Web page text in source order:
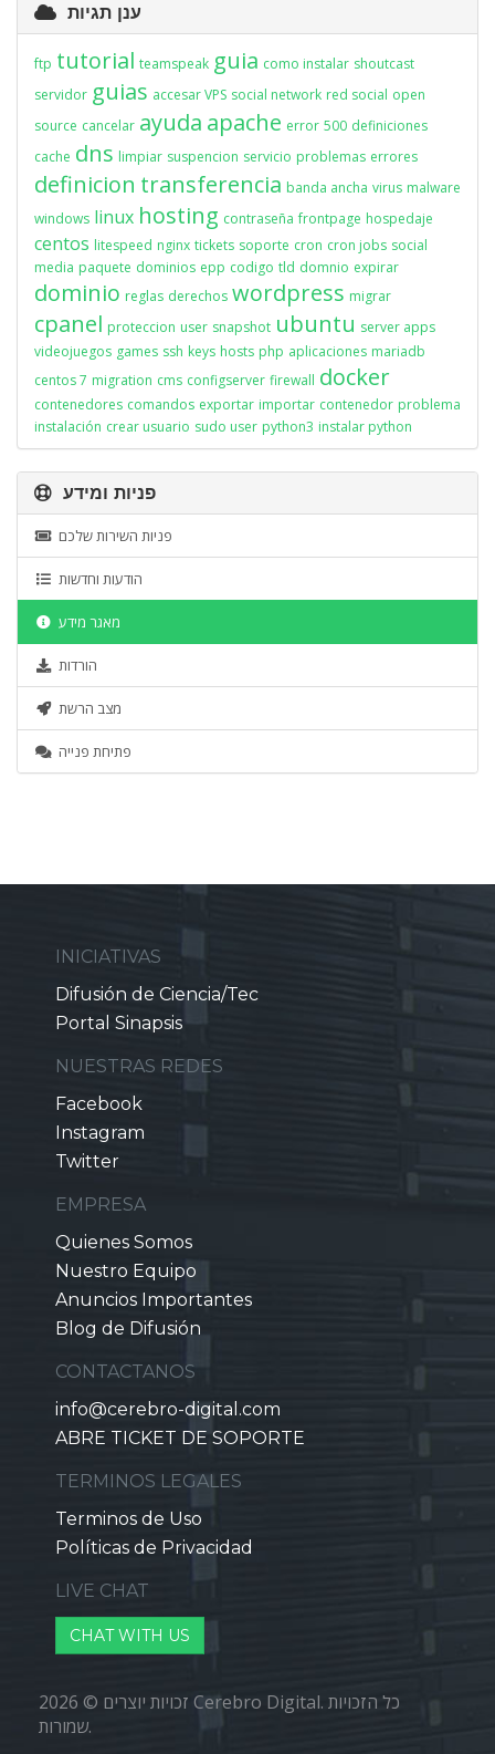
ענן תגיות
ftp tutorial teamspeak guia como instalar shoutcast
servidor guias accesar VPS social network red social open
source cancelar ayuda apache error 500 definiciones
cache dns limpiar suspencion servicio problemas errores
definicion transferencia banda ancha virus malware
windows linux hosting contraseña frontpage hospedaje
centos litespeed nginx tickets soporte cron cron jobs social
media paquete dominios epp codigo tld domnio expirar
dominio reglas derechos wordpress migrar
cpanel proteccion user snapshot ubuntu server apps
videojuegos games ssh keys hosts php aplicaciones mariadb
centos 7 migration cms configserver firewall docker
contenedores comandos exportar importar contenedor problema
instalación crear usuario sudo user python3 instalar python
פניות ומידע
פניות השירות שלכם
הודעות וחדשות
מאגר מידע
הורדות
מצב הרשת
פתיחת פנייה
INICIATIVAS
Difusión de Ciencia/Tec
Portal Sinapsis
NUESTRAS REDES
Facebook
Instagram
Twitter
EMPRESA
Quienes Somos
Nuestro Equipo
Anuncios Importantes
Blog de Difusión
CONTACTANOS
info@cerebro-digital.com
ABRE TICKET DE SOPORTE
TERMINOS LEGALES
Terminos de Uso
Políticas de Privacidad
LIVE CHAT
CHAT WITH US
זכויות יוצרים © 2026 Cerebro Digital. כל הזכויות
שמורות.